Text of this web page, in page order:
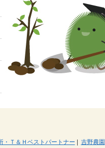
・Ｔ＆Ｈベストパートナー 吉野農園